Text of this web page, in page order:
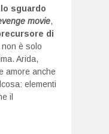
sguardo
movie,
di
è solo
Arida,
amore anche
elementi
il